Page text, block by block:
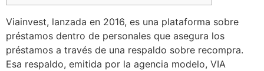
Viainvest, lanzada en 2016, es una plataforma sobre
préstamos dentro de personales que asegura los
préstamos a través de una respaldo sobre recompra.
Esa respaldo, emitida por la agencia modelo, VIA